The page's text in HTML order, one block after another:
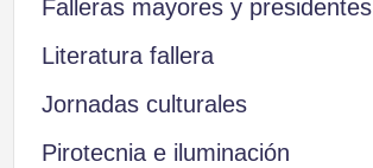
Falleras mayores y presidentes
Literatura fallera
Jornadas culturales
Pirotecnia e iluminación